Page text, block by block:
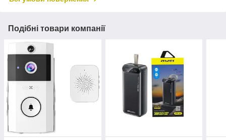
Подібні товари компанії